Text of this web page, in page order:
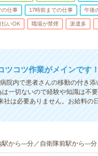
の仕事 17時前までの仕事 午後
払いOK 職場が禁煙 派遣多
ツコツ作業がメインです
内で患者さんの移動の付き添
一切ないので経験や知識は不
は必要ありません。お給料の
から---分／自衛隊前駅から---分